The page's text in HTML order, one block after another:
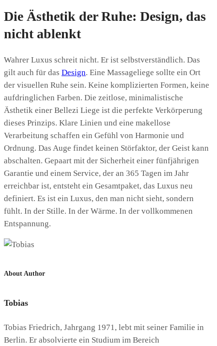
Die Ästhetik der Ruhe: Design, das
nicht ablenkt
Wahrer Luxus schreit nicht. Er ist selbstverständlich. Das
gilt auch für das Design. Eine Massageliege sollte ein Ort
der visuellen Ruhe sein. Keine komplizierten Formen, keine
aufdringlichen Farben. Die zeitlose, minimalistische
Ästhetik einer Bellezi Liege ist die perfekte Verkörperung
dieses Prinzips. Klare Linien und eine makellose
Verarbeitung schaffen ein Gefühl von Harmonie und
Ordnung. Das Auge findet keinen Störfaktor, der Geist kann
abschalten. Gepaart mit der Sicherheit einer fünfjährigen
Garantie und einem Service, der an 365 Tagen im Jahr
erreichbar ist, entsteht ein Gesamtpaket, das Luxus neu
definiert. Es ist ein Luxus, den man nicht sieht, sondern
fühlt. In der Stille. In der Wärme. In der vollkommenen
Entspannung.
About Author
Tobias
Tobias Friedrich, Jahrgang 1971, lebt mit seiner Familie in
Berlin. Er absolvierte ein Studium im Bereich